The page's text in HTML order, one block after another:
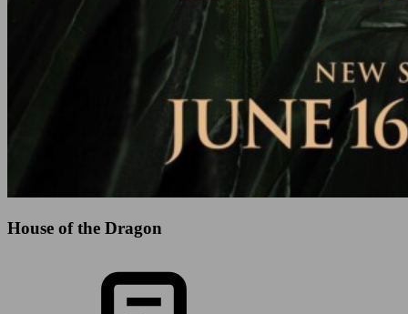
House of the Dragon